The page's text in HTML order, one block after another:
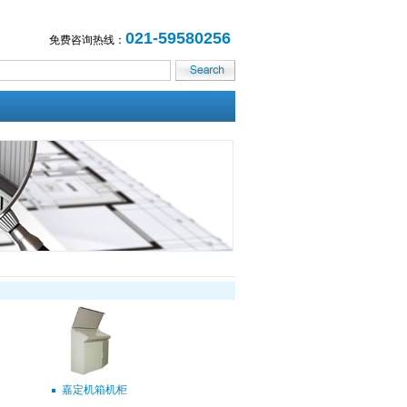
免费咨询热线： 021-59580256
嘉定机箱机柜